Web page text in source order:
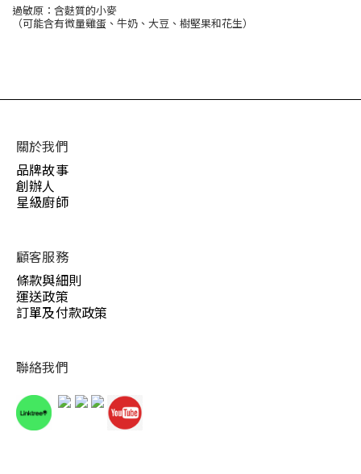
過敏原：含麩質的小麥
（可能含有微量雞蛋、牛奶、大豆、樹堅果和花生）
關於我們
品牌故事
創辦人
星級廚師
顧客服務
條款與細則
運送政策
訂單及付款政策
聯絡我們